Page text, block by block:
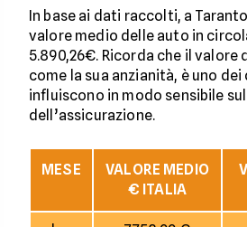
In base ai dati raccolti, a
valore medio delle auto in
5.890,26€. Ricorda che il valore
come la sua anzianità, è uno dei
influiscono in modo sensibile
dell’assicurazione.
MESE
VALORE MEDIO
€ ITALIA